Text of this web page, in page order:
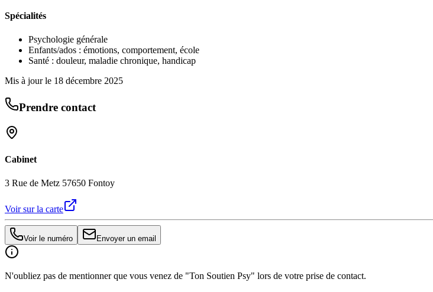
Spécialités
Psychologie générale
Enfants/ados : émotions, comportement, école
Santé : douleur, maladie chronique, handicap
Mis à jour le 18 décembre 2025
Prendre contact
Cabinet
3 Rue de Metz 57650 Fontoy
Voir sur la carte
Voir le numéro Envoyer un email
N'oubliez pas de mentionner que vous venez de "Ton Soutien Psy" lors de votre prise de contact.